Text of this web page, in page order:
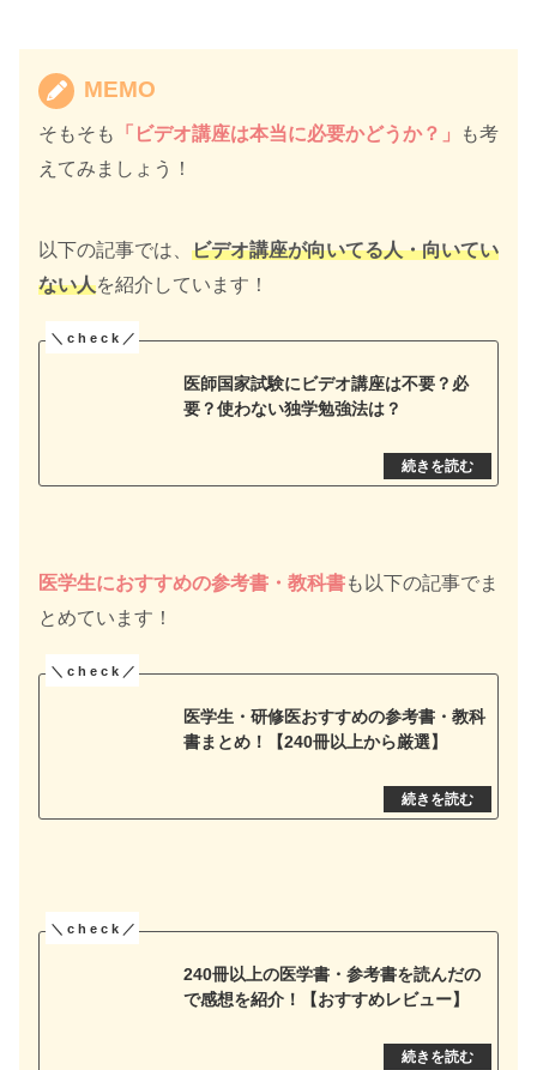
MEMO
そもそも 「 ビデオ講座は本当に必要かどうか？」
も考
えてみましょう！
以下の記事では、 ビデオ講座が向いてる人・向いてい
ない人を紹介しています！
医師国家試験にビデオ講座は不要？必
要？使わない独学勉強法は？
医学生におすすめの参考書・教科書も以下の記事でま
とめています！
医学生・研修医おすすめの参考書・教科
書まとめ！【240冊以上から厳選】
240冊以上の医学書・参考書を読んだの
で感想を紹介！【おすすめレビュー】